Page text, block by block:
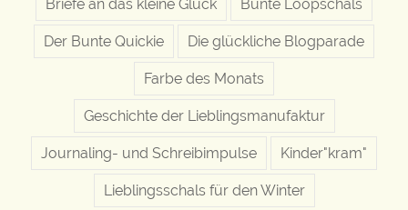
Briefe an das kleine Glück Bunte Loopschals
Der Bunte Quickie Die glückliche Blogparade
Farbe des Monats
Geschichte der Lieblingsmanufaktur
Journaling- und Schreibimpulse Kinder"kram"
Lieblingsschals für den Winter